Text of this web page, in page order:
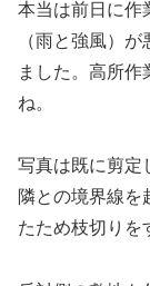
本当は前日に作
（雨と強風）
ました。高所作
ね。
写真は既に剪定
隣との境界線を
たため枝切りを